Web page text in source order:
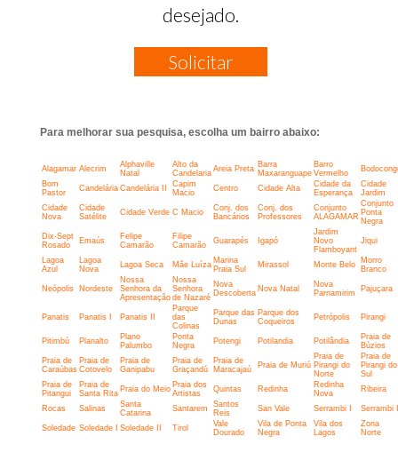
desejado.
Solicitar
Para melhorar sua pesquisa, escolha um bairro abaixo:
Alagamar Alecrim
Alphaville
Natal
Alto da
Candelaria Areia Preta Barra
Maxaranguape
Barro
Vermelho
Bom
Pastor
Candelária Candelária II
Capim
Macio
Centro Cidade Alta
Cidade da
Esperança
Cidade
Jardim
Cidade
Nova
Cidade
Satélite
Cidade Verde C Macio
Conj. dos
Bancários
Conj. dos
Professores
Conjunto
ALAGAMAR
Conjunto
Ponta
Negra
Dix-Sept
Rosado
Emaús
Felipe
Camarão
Filipe
Camarão
Guarapés Igapó
Jardim
Novo
Flamboyant
Jiqui
Lagoa
Azul
Lagoa
Nova
Lagoa Seca Mãe Luíza Marina
Praia Sul
Mirassol Monte Belo
Morro
Branco
Neópolis Nordeste
Nossa
Senhora da
Apresentação
Nossa
Senhora
de Nazaré
Nova
Descoberta Nova Natal
Nova
Parnamirim
Pajuçara
Panatis Panatis I Panatis II
Parque
das
Colinas
Parque das
Dunas
Parque dos
Coqueiros
Petrópolis Pirangi
Pitimbú Planalto
Plano
Palumbo
Ponta
Negra
Potengi Potilandia Potilândia
Praia de
Búzios
Praia de
Caraúbas
Praia de
Cotovelo
Praia de
Ganipabu
Praia de
Graçandú
Praia de
Maracajaú
Praia de Muriú
Praia de
Pirangi do
Norte
Praia de
Pirangi do
Sul
Praia de
Pitangui
Praia de
Santa Rita Praia do Meio Praia dos
Artistas
Quintas Redinha
Redinha
Nova
Ribeira
Rocas Salinas
Santa
Catarina
Santarem
Santos
Reis
San Vale Serrambi I Serrambi
Soledade Soledade I Soledade II Tirol
Vale
Dourado
Vila de Ponta
Negra
Vila dos
Lagos
Zona
Norte